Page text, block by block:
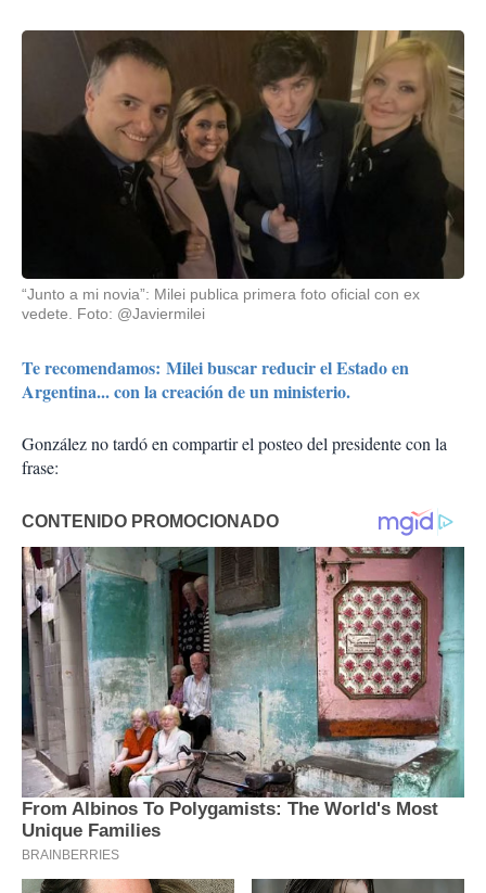
“Junto a mi novia”: Milei publica primera foto oficial con ex
vedete. Foto: @Javiermilei
Te recomendamos: Milei buscar reducir el Estado en
Argentina... con la creación de un ministerio.
González no tardó en compartir el posteo del presidente con la
frase: